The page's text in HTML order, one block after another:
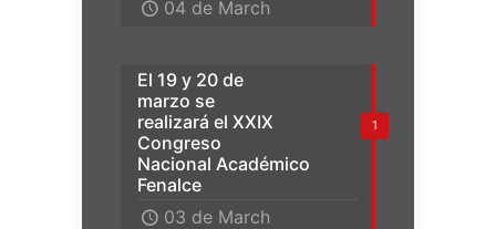
04 de March
1
El 19 y 20 de
marzo se
realizará el XXIX
Congreso
Nacional Académico
Fenalce
03 de March